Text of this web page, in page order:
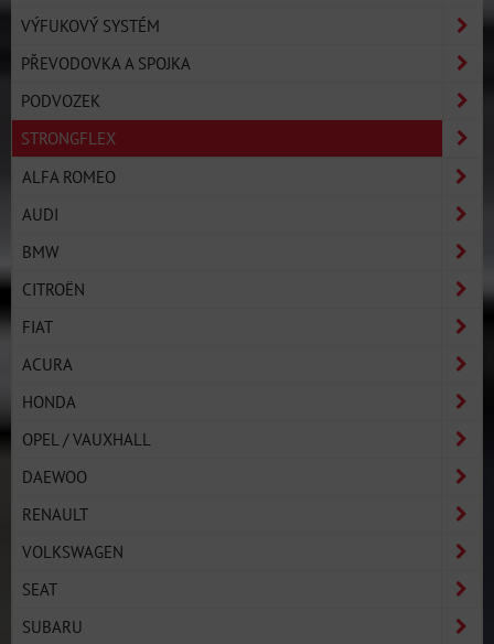
VÝFUKOVÝ SYSTÉM
PŘEVODOVKA A SPOJKA
PODVOZEK
STRONGFLEX
ALFA ROMEO
AUDI
BMW
CITROËN
FIAT
ACURA
HONDA
OPEL / VAUXHALL
DAEWOO
RENAULT
VOLKSWAGEN
SEAT
SUBARU